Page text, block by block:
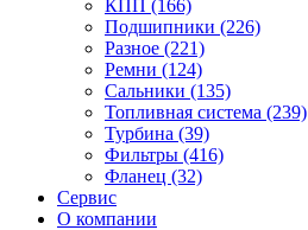
КПП (166)
Подшипники (226)
Разное (221)
Ремни (124)
Сальники (135)
Топливная система (239)
Турбина (39)
Фильтры (416)
Фланец (32)
Сервис
О компании